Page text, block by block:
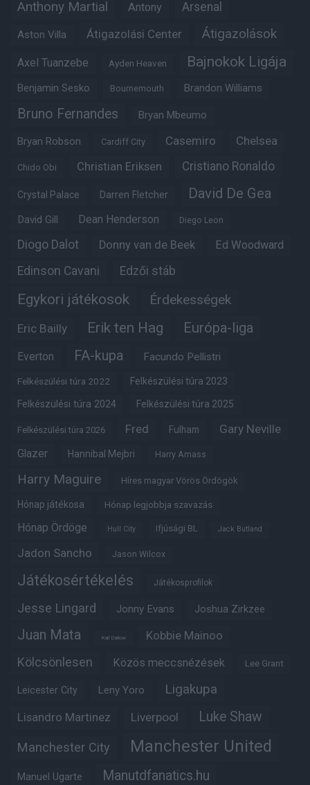
Anthony Martial Antony Arsenal
Aston Villa Átigazolási Center Átigazolások
Axel Tuanzebe Ayden Heaven Bajnokok Ligája
Benjamin Sesko Bournemouth Brandon Williams
Bruno Fernandes Bryan Mbeumo
Bryan Robson Cardiff City Casemiro Chelsea
Chido Obi Christian Eriksen Cristiano Ronaldo
Crystal Palace Darren Fletcher David De Gea
David Gill Dean Henderson Diego Leon
Diogo Dalot Donny van de Beek Ed Woodward
Edinson Cavani Edzői stáb
Egykori játékosok Érdekességek
Eric Bailly Erik ten Hag Európa-liga
Everton FA-kupa Facundo Pellistri
Felkészülési túra 2022 Felkészülési túra 2023
Felkészülési túra 2024 Felkészülési túra 2025
Felkészülési túra 2026 Fred Fulham Gary Neville
Glazer Hannibal Mejbri Harry Amass
Harry Maguire Híres magyar Vörös Ördögök
Hónap játékosa Hónap legjobbja szavazás
Hónap Ördöge Hull City Ifjúsági BL Jack Butland
Jadon Sancho Jason Wilcox
Játékosértékelés Játékosprofilok
Jesse Lingard Jonny Evans Joshua Zirkzee
Juan Mata Karl Darlow Kobbie Mainoo
Kölcsönlesen Közös meccsnézések Lee Grant
Leicester City Leny Yoro Ligakupa
Lisandro Martinez Liverpool Luke Shaw
Manchester City Manchester United
Manuel Ugarte Manutdfanatics.hu